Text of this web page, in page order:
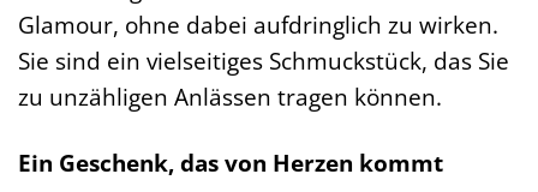
Glamour, ohne dabei aufdringlich zu wirken.
Sie sind ein vielseitiges Schmuckstück, das Sie
zu unzähligen Anlässen tragen können.
Ein Geschenk, das von Herzen kommt